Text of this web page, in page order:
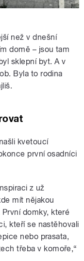
než v dnešní
domě – jsou tam
sklepní byt. A v
Byla to rodina
kvetoucí
první osadníci
z už
mít nějakou
domky, které
kteří se nastěhovali
nebo prasata,
třeba v komoře,“